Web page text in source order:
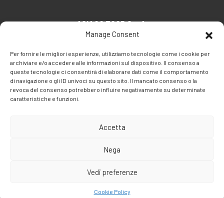
Manage Consent
Per fornire le migliori esperienze, utilizziamo tecnologie come i cookie per
archiviare e/o accedere alle informazioni sul dispositivo. Il consenso a
queste tecnologie ci consentirà di elaborare dati come il comportamento
di navigazione o gli ID univoci su questo sito. Il mancato consenso o la
revoca del consenso potrebbero influire negativamente su determinate
caratteristiche e funzioni.
Accetta
Nega
Vedi preferenze
Cookie Policy
ASIAGO FOOD S.p.A.
Via Santa Maria, 7
Tel:+39 049 5082260
Fax: +39 049 5082270
Email:info@asiagofood.it